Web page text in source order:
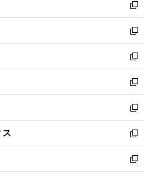
く
で
開
く
ド
ウ
で
開
く
ィ
ン
ド
ウ
で
開
く
い
ウ
ィ
ン
ド
ウ
で
開
く
新
し
い
ウ
ィ
ン
ド
ウ
で
開
く
新
し
い
ウ
ィ
ン
ド
ウ
で
開
く
新
し
い
ウ
ィ
ン
ド
ウ
で
開
新
し
い
ウ
ィ
ン
ド
ウ
新
し
い
ウ
ィ
ン
新
し
い
ウ
新
し